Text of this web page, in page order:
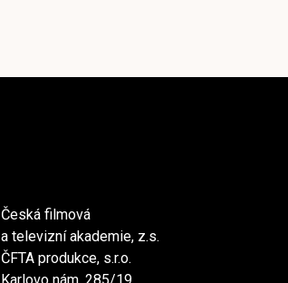
Česká filmová
a televizní akademie, z.s.
ČFTA produkce, s.r.o.